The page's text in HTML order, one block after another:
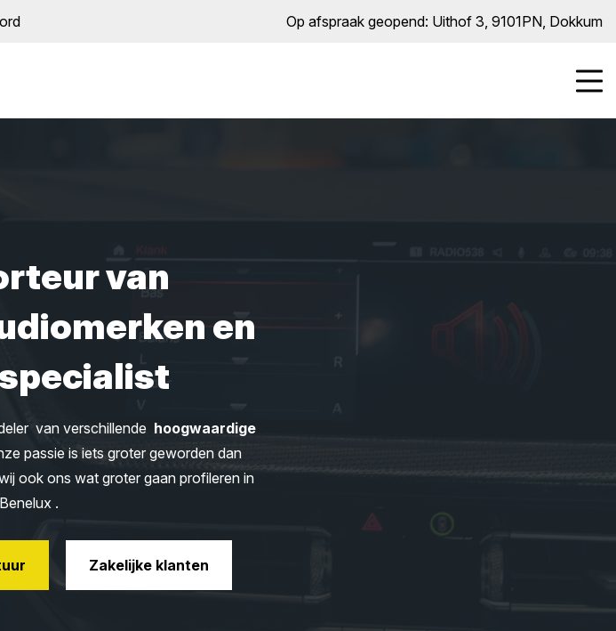
Op afspraak geopend: Uithof 3, 9101PN, Dokkum
van
en
van verschillende hoogwaardige
passie is iets groter geworden dan
ook ons wat groter gaan profileren in
.
Zakelijke klanten